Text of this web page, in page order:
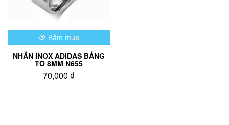
Bấm mua
NHẪN INOX ADIDAS BẢNG
TO 8MM N655
70,000 ₫